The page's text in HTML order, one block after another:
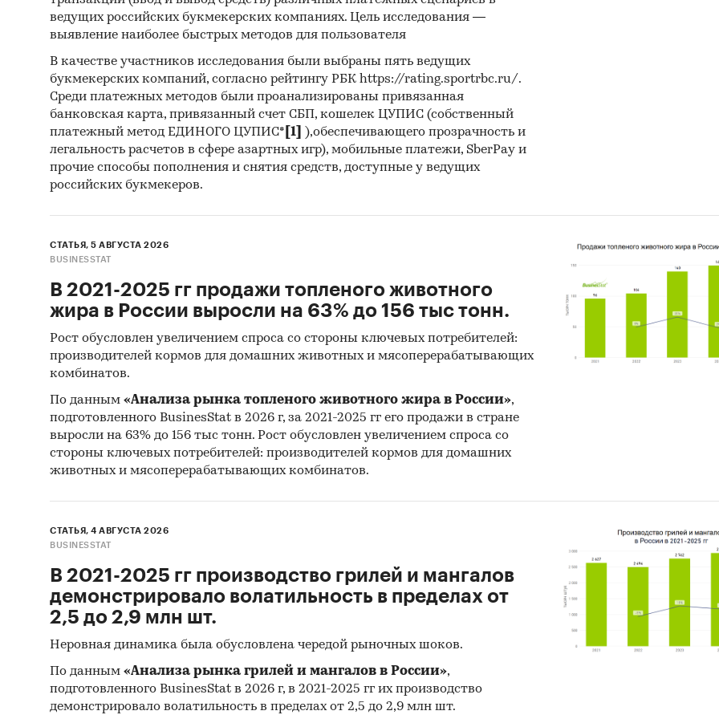
Архивы СМИ
Инсайдерские источники
Специализированные аналитические порталы
Методы:
Кабинетное исследование. Поиск и анализ информации
аналитика
Прогноз ГидМаркет. Современные статистические
прогнозирования с поправкой на мнение экспертов.
Отчет отражает мнение авторов и не является
рекомендацией
Категории: Промышленность / Добыча полезных ископаемых / Добыча
Промышленность / Производство минеральной продукции
Россия
ведущих российских букмекерских компаниях. Цель исследования —
выявление наиболее быстрых методов для пользователя
В качестве участников исследования были выбраны пять ведущих
букмекерских компаний, согласно рейтингу РБК https://rating.sportrbc.ru/.
Среди платежных методов были проанализированы привязанная
банковская карта, привязанный счет СБП, кошелек ЦУПИС (собственный
платежный метод ЕДИНОГО ЦУПИС* [1]
),обеспечивающего прозрачность и
легальность расчетов в сфере азартных игр), мобильные платежи, SberPay и
прочие способы пополнения и снятия средств, доступные у ведущих
российских букмекеров.
СТАТЬЯ, 5 АВГУСТА 2026
BUSINESSTAT
В 2021-2025 гг продажи топленого животного
жира в России выросли на 63% до 156 тыс тонн.
Рост обусловлен увеличением спроса со стороны ключевых потребителей:
производителей кормов для домашних животных и мясоперерабатывающих
комбинатов.
По данным «Анализа рынка топленого животного жира в России»,
подготовленного BusinesStat в 2026 г, за 2021-2025 гг его продажи в стране
выросли на 63% до 156 тыс тонн. Рост обусловлен увеличением спроса со
стороны ключевых потребителей: производителей кормов для домашних
животных и мясоперерабатывающих комбинатов.
СТАТЬЯ, 4 АВГУСТА 2026
BUSINESSTAT
В 2021-2025 гг производство грилей и мангалов
демонстрировало волатильность в пределах от
2,5 до 2,9 млн шт.
Неровная динамика была обусловлена чередой рыночных шоков.
По данным «Анализа рынка грилей и мангалов в России»,
подготовленного BusinesStat в 2026 г, в 2021-2025 гг их производство
демонстрировало волатильность в пределах от 2,5 до 2,9 млн шт.